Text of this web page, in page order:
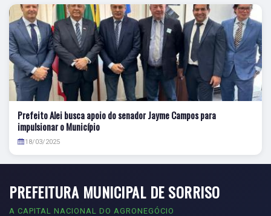
Prefeito Alei busca apoio do senador Jayme Campos para
impulsionar o Município
18/03/2025
PREFEITURA MUNICIPAL DE SORRISO
A CAPITAL NACIONAL DO AGRONEGÓCIO